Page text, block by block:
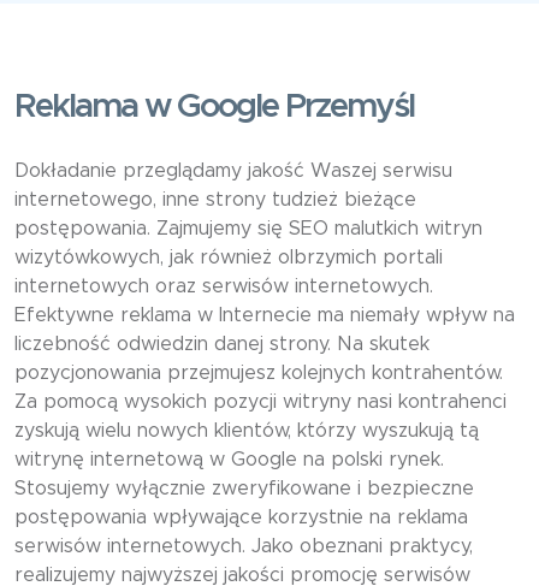
Reklama w Google Przemyśl
Dokładanie przeglądamy jakość Waszej serwisu
internetowego, inne strony tudzież bieżące
postępowania. Zajmujemy się SEO malutkich witryn
wizytówkowych, jak również olbrzymich portali
internetowych oraz serwisów internetowych.
Efektywne reklama w Internecie ma niemały wpływ na
liczebność odwiedzin danej strony. Na skutek
pozycjonowania przejmujesz kolejnych kontrahentów.
Za pomocą wysokich pozycji witryny nasi kontrahenci
zyskują wielu nowych klientów, którzy wyszukują tą
witrynę internetową w Google na polski rynek.
Stosujemy wyłącznie zweryfikowane i bezpieczne
postępowania wpływające korzystnie na reklama
serwisów internetowych. Jako obeznani praktycy,
realizujemy najwyższej jakości promocję serwisów